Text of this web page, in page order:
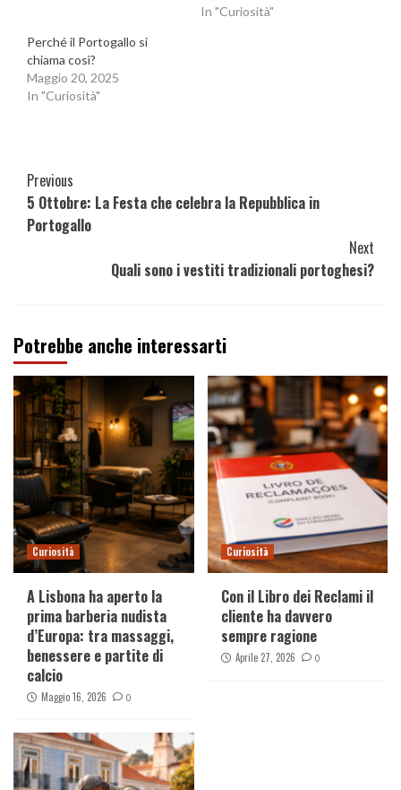
In "Curiosità"
Perché il Portogallo si
chiama così?
Maggio 20, 2025
In "Curiosità"
Continue
Reading
Previous
5 Ottobre: La Festa che celebra la Repubblica in
Portogallo
Next
Quali sono i vestiti tradizionali portoghesi?
Potrebbe anche interessarti
Curiosità
A Lisbona ha aperto la
prima barberia nudista
d’Europa: tra massaggi,
benessere e partite di
calcio
Maggio 16, 2026 0
Curiosità
Con il Libro dei Reclami il
cliente ha davvero
sempre ragione
Aprile 27, 2026 0